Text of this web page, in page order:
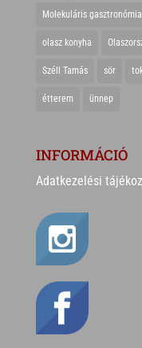
Molekuláris gasztronómia
olasz konyha
Széll Tamás sör
étterem ünnep
INFORMÁCIÓ
Adatkezelési